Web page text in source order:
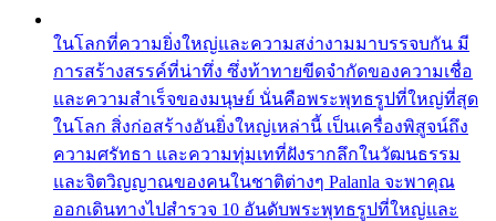
ในโลกที่ความยิ่งใหญ่และความสง่างามมาบรรจบกัน มี
การสร้างสรรค์ที่น่าทึ่ง ซึ่งท้าทายขีดจำกัดของความเชื่อ
และความสำเร็จของมนุษย์ นั่นคือพระพุทธรูปที่ใหญ่ที่สุด
ในโลก สิ่งก่อสร้างอันยิ่งใหญ่เหล่านี้ เป็นเครื่องพิสูจน์ถึง
ความศรัทธา และความทุ่มเทที่ฝังรากลึกในวัฒนธรรม
และจิตวิญญาณของคนในชาติต่างๆ Palanla จะพาคุณ
ออกเดินทางไปสำรวจ 10 อันดับพระพุทธรูปที่ใหญ่และ